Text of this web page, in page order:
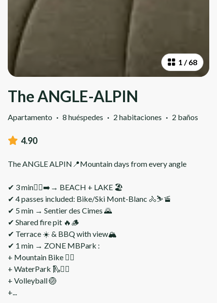
1 /68
The ANGLE-ALPIN
Apartamento · 8 huéspedes · 2 habitaciones · 2 baños
4.90
The ANGLE ALPIN📍Mountain days from every angle
✔ 3 min🚶‍♀️‍➡️→ BEACH + LAKE 🏖️
✔ 4 passes included: Bike/Ski Mont-Blanc 🚴⛷️🚡
✔ 5 min → Sentier des Cimes 🌄
✔ Shared fire pit 🔥🪵
✔ Terrace ☀️ & BBQ with view🏔️
✔ 1 min → ZONE MBPark :
+ Mountain Bike 🚴‍♂️
+ WaterPark 🛝🏊‍♀️
+ Volleyball 🏐
+...